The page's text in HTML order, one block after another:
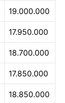
19.000.000
17.950.000
18.700.000
17.850.000
18.850.000